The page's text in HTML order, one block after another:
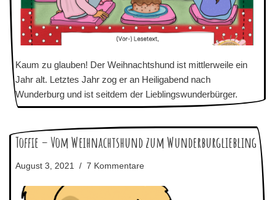
Kaum zu glauben! Der Weihnachtshund ist mittlerweile ein
Jahr alt. Letztes Jahr zog er an Heiligabend nach
Wunderburg und ist seitdem der Lieblingswunderbürger.
Toffie – Vom Weihnachtshund zum Wunderburgliebling
August 3, 2021 7 Kommentare